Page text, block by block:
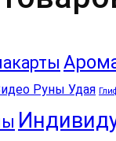
Руны Удая